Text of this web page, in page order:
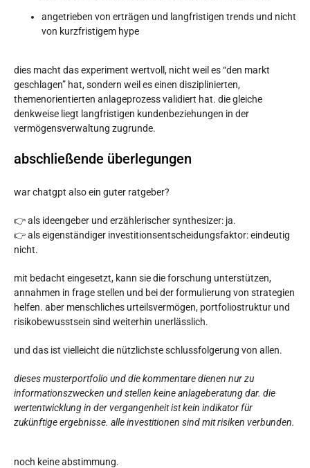
angetrieben von erträgen und langfristigen trends und nicht
von kurzfristigem hype
dies macht das experiment wertvoll, nicht weil es “den markt
geschlagen” hat, sondern weil es einen disziplinierten,
themenorientierten anlageprozess validiert hat. die gleiche
denkweise liegt langfristigen kundenbeziehungen in der
vermögensverwaltung zugrunde.
abschließende überlegungen
war chatgpt also ein guter ratgeber?
👉 als ideengeber und erzählerischer synthesizer: ja.
👉 als eigenständiger investitionsentscheidungsfaktor: eindeutig
nicht.
mit bedacht eingesetzt, kann sie die forschung unterstützen,
annahmen in frage stellen und bei der formulierung von strategien
helfen. aber menschliches urteilsvermögen, portfoliostruktur und
risikobewusstsein sind weiterhin unerlässlich.
und das ist vielleicht die nützlichste schlussfolgerung von allen.
dieses musterportfolio und die kommentare dienen nur zu
informationszwecken und stellen keine anlageberatung dar. die
wertentwicklung in der vergangenheit ist kein indikator für
zukünftige ergebnisse. alle investitionen sind mit risiken verbunden.
noch keine abstimmung.